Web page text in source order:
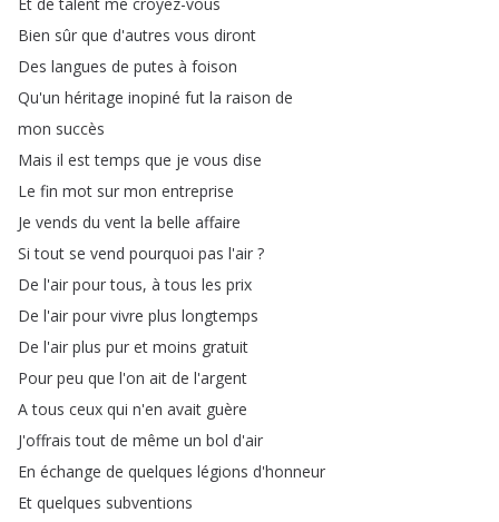
Bien sûr que d'autres vous diront
Des langues de putes à foison
Qu'un héritage inopiné fut la raison de
mon succès
Mais il est temps que je vous dise
Le fin mot sur mon entreprise
Je vends du vent la belle affaire
Si tout se vend pourquoi pas l'air ?
De l'air pour tous, à tous les prix
De l'air pour vivre plus longtemps
De l'air plus pur et moins gratuit
Pour peu que l'on ait de l'argent
A tous ceux qui n'en avait guère
J'offrais tout de même un bol d'air
En échange de quelques légions d'honneur
Et quelques subventions